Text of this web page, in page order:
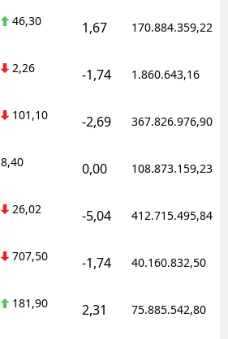
46,30 1,67 170.884.359,22
2,26 -1,74 1.860.643,16
101,10 -2,69 367.826.976,90
8,40 0,00 108.873.159,23
26,02 -5,04 412.715.495,84
707,50 -1,74 40.160.832,50
181,90 2,31 75.885.542,80